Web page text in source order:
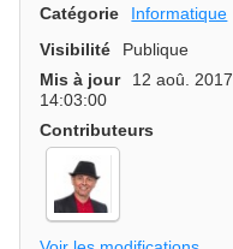
Catégorie Informatique
Visibilité
Publique
Mis à jour
12 aoû. 2017
14:03:00
Contributeurs